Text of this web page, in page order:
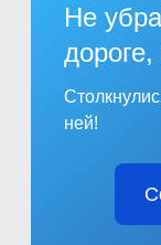
Не
ней!